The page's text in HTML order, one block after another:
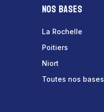
Nos bases
La Rochelle
Poitiers
Niort
Toutes nos bases